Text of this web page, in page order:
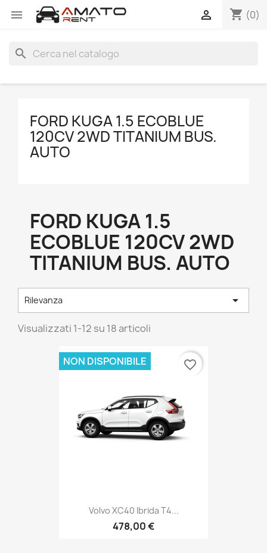
 shopping_cart (0)

search
FORD KUGA 1.5 ECOBLUE
120CV 2WD TITANIUM BUS.
AUTO
FORD KUGA 1.5
ECOBLUE 120CV 2WD
TITANIUM BUS. AUTO
Rilevanza 
Visualizzati 1-12 su 18 articoli
Volvo XC40 Ibrida T4...
478,00 €
NON DISPONIBILE favorite_border